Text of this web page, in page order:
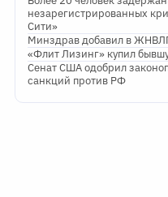
незарегистрированных
Сити»
Минздрав добавил в
«Флит Лизинг» купил
Сенат США одобрил
санкций против РФ